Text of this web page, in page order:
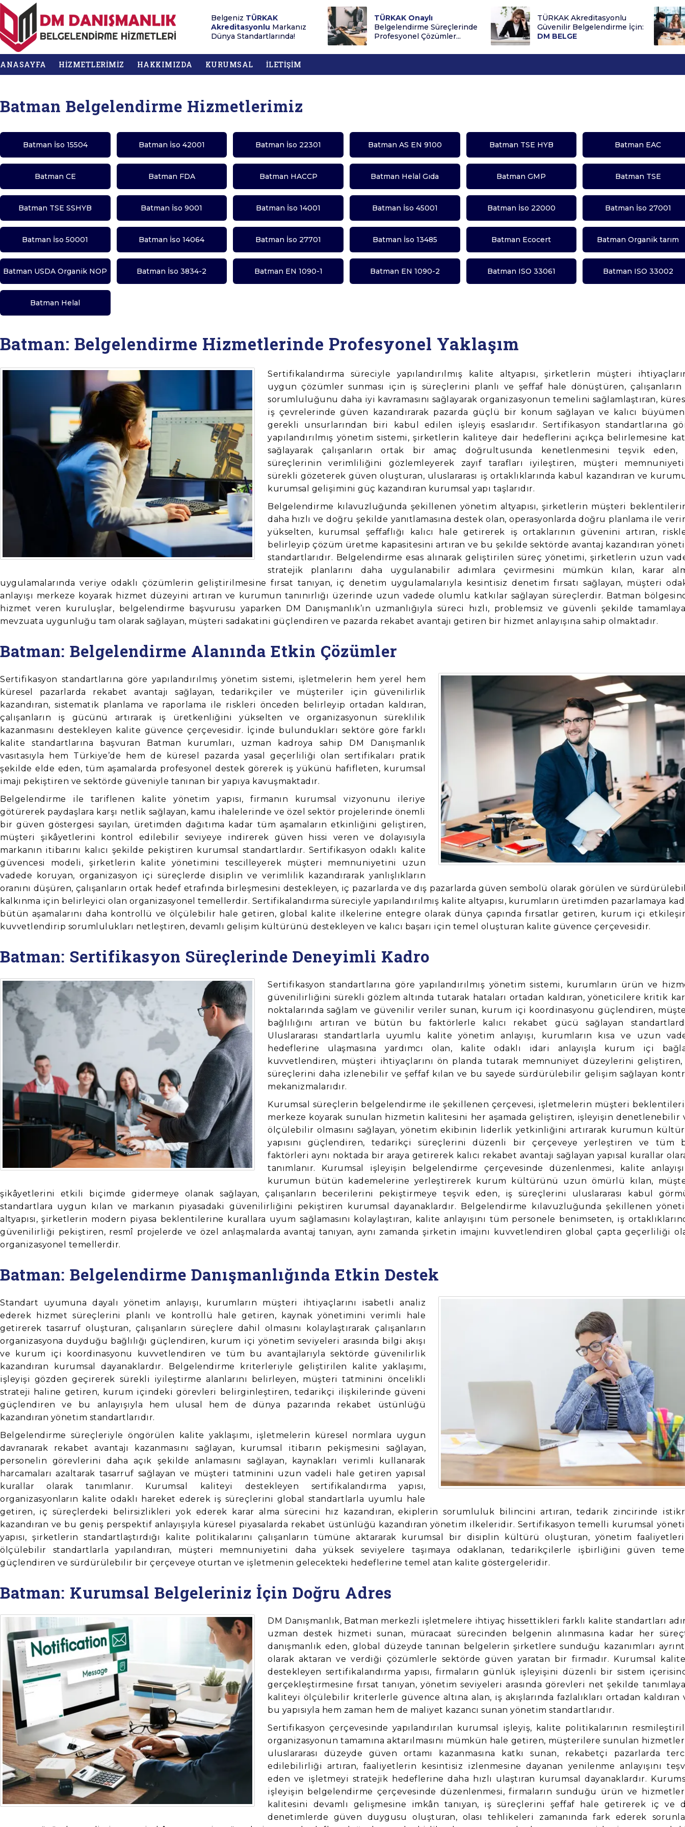
Belgeniz TÜRKAK
Akreditasyonlu Markanız
Dünya Standartlarında!
TÜRKAK Onaylı
Belgelendirme Süreçlerinde
Profesyonel Çözümler...
TÜRKAK Akreditasyonlu
Güvenilir Belgelendirme İçin:
DM BELGE
ANASAYFA HİZMETLERİMİZ HAKKIMIZDA KURUMSAL İLETİŞİM
Batman Belgelendirme Hizmetlerimiz
Batman İso 15504 Batman İso 42001 Batman İso 22301 Batman AS EN 9100 Batman TSE HYB Batman EAC
Batman CE Batman FDA Batman HACCP Batman Helal Gıda Batman GMP Batman TSE
Batman TSE SSHYB Batman İso 9001 Batman İso 14001 Batman İso 45001 Batman İso 22000 Batman İso 27001
Batman İso 50001 Batman İso 14064 Batman İso 27701 Batman İso 13485 Batman Ecocert Batman Organik tarım
Batman USDA Organik NOP Batman İso 3834-2 Batman EN 1090-1 Batman EN 1090-2 Batman ISO 33061 Batman ISO 33002
Batman Helal
Batman: Belgelendirme Hizmetlerinde Profesyonel Yaklaşım
Sertifikalandırma süreciyle yapılandırılmış kalite altyapısı, şirketlerin müşteri
uygun çözümler sunması için iş süreçlerini planlı ve şeffaf hale dönüştüren, çalışanların
sorumluluğunu daha iyi kavramasını sağlayarak organizasyonun temelini sağlamlaştıran,
iş çevrelerinde güven kazandırarak pazarda güçlü bir konum sağlayan ve kalıcı
gerekli unsurlarından biri kabul edilen işleyiş esaslarıdır. Sertifikasyon standartlarına
yapılandırılmış yönetim sistemi, şirketlerin kaliteye dair hedeflerini açıkça belirlemesine
sağlayarak çalışanların ortak bir amaç doğrultusunda kenetlenmesini teşvik eden,
süreçlerinin verimliliğini gözlemleyerek zayıf tarafları iyileştiren, müşteri
sürekli gözeterek güven oluşturan, uluslararası iş ortaklıklarında kabul kazandıran ve
kurumsal gelişimini güç kazandıran kurumsal yapı taşlarıdır.
Belgelendirme kılavuzluğunda şekillenen yönetim altyapısı, şirketlerin müşteri
daha hızlı ve doğru şekilde yanıtlamasına destek olan, operasyonlarda doğru planlama ile
yükselten, kurumsal şeffaflığı kalıcı hale getirerek iş ortaklarının güvenini artıran,
belirleyip çözüm üretme kapasitesini artıran ve bu şekilde sektörde avantaj kazandıran
standartlarıdır. Belgelendirme esas alınarak geliştirilen süreç yönetimi, şirketlerin uzun
stratejik planlarını daha uygulanabilir adımlara çevirmesini mümkün kılan, karar
uygulamalarında veriye odaklı çözümlerin geliştirilmesine fırsat tanıyan, iç denetim uygulamalarıyla kesintisiz denetim fırsatı sağlayan, müşteri
anlayışı merkeze koyarak hizmet düzeyini artıran ve kurumun tanınırlığı üzerinde uzun vadede olumlu katkılar sağlayan süreçlerdir. Batman
hizmet veren kuruluşlar, belgelendirme başvurusu yaparken DM Danışmanlık’ın uzmanlığıyla süreci hızlı, problemsiz ve güvenli şekilde
mevzuata uygunluğu tam olarak sağlayan, müşteri sadakatini güçlendiren ve pazarda rekabet avantajı getiren bir hizmet anlayışına sahip olmaktadır.
Batman: Belgelendirme Alanında Etkin Çözümler
Sertifikasyon standartlarına göre yapılandırılmış yönetim sistemi, işletmelerin hem yerel hem
küresel pazarlarda rekabet avantajı sağlayan, tedarikçiler ve müşteriler için güvenilirlik
kazandıran, sistematik planlama ve raporlama ile riskleri önceden belirleyip ortadan kaldıran,
çalışanların iş gücünü artırarak iş üretkenliğini yükselten ve organizasyonun süreklilik
kazanmasını destekleyen kalite güvence çerçevesidir. İçinde bulundukları sektöre göre farklı
kalite standartlarına başvuran Batman kurumları, uzman kadroya sahip DM Danışmanlık
vasıtasıyla hem Türkiye’de hem de küresel pazarda yasal geçerliliği olan sertifikaları pratik
şekilde elde eden, tüm aşamalarda profesyonel destek görerek iş yükünü hafifleten, kurumsal
imajı pekiştiren ve sektörde güveniyle tanınan bir yapıya kavuşmaktadır.
Belgelendirme ile tariflenen kalite yönetim yapısı, firmanın kurumsal vizyonunu ileriye
götürerek paydaşlara karşı netlik sağlayan, kamu ihalelerinde ve özel sektör projelerinde önemli
bir güven göstergesi sayılan, üretimden dağıtıma kadar tüm aşamaların etkinliğini geliştiren,
müşteri şikâyetlerini kontrol edilebilir seviyeye indirerek güven hissi veren ve dolayısıyla
markanın itibarını kalıcı şekilde pekiştiren kurumsal standartlardır. Sertifikasyon odaklı kalite
güvencesi modeli, şirketlerin kalite yönetimini tescilleyerek müşteri memnuniyetini uzun
vadede koruyan, organizasyon içi süreçlerde disiplin ve verimlilik kazandırarak yanlışlıkların
oranını düşüren, çalışanların ortak hedef etrafında birleşmesini destekleyen, iç pazarlarda ve dış pazarlarda güven sembolü olarak görülen ve
kalkınma için belirleyici olan organizasyonel temellerdir. Sertifikalandırma süreciyle yapılandırılmış kalite altyapısı, kurumların üretimden pazarlamaya
bütün aşamalarını daha kontrollü ve ölçülebilir hale getiren, global kalite ilkelerine entegre olarak dünya çapında fırsatlar getiren, kurum içi
kuvvetlendirip sorumlulukları netleştiren, devamlı gelişim kültürünü destekleyen ve kalıcı başarı için temel oluşturan kalite güvence çerçevesidir.
Batman: Sertifikasyon Süreçlerinde Deneyimli Kadro
Sertifikasyon standartlarına göre yapılandırılmış yönetim sistemi, kurumların ürün ve
güvenilirliğini sürekli gözlem altında tutarak hataları ortadan kaldıran, yöneticilere kritik
noktalarında sağlam ve güvenilir veriler sunan, kurum içi koordinasyonu güçlendiren,
bağlılığını artıran ve bütün bu faktörlerle kalıcı rekabet gücü sağlayan
Uluslararası standartlarla uyumlu kalite yönetim anlayışı, kurumların kısa ve uzun
hedeflerine ulaşmasına yardımcı olan, kalite odaklı idari anlayışla kurum içi
kuvvetlendiren, müşteri ihtiyaçlarını ön planda tutarak memnuniyet düzeylerini geliştiren,
süreçlerini daha izlenebilir ve şeffaf kılan ve bu sayede sürdürülebilir gelişim sağlayan
mekanizmalarıdır.
Kurumsal süreçlerin belgelendirme ile şekillenen çerçevesi, işletmelerin müşteri
merkeze koyarak sunulan hizmetin kalitesini her aşamada geliştiren, işleyişin denetlenebilir
ölçülebilir olmasını sağlayan, yönetim ekibinin liderlik yetkinliğini artırarak kurumun
yapısını güçlendiren, tedarikçi süreçlerini düzenli bir çerçeveye yerleştiren ve tüm
faktörleri aynı noktada bir araya getirerek kalıcı rekabet avantajı sağlayan yapısal kurallar
tanımlanır. Kurumsal işleyişin belgelendirme çerçevesinde düzenlenmesi, kalite
kurumun bütün kademelerine yerleştirerek kurum kültürünü uzun ömürlü kılan,
şikâyetlerini etkili biçimde gidermeye olanak sağlayan, çalışanların becerilerini pekiştirmeye teşvik eden, iş süreçlerini uluslararası kabul
standartlara uygun kılan ve markanın piyasadaki güvenilirliğini pekiştiren kurumsal dayanaklardır. Belgelendirme kılavuzluğunda şekillenen
altyapısı, şirketlerin modern piyasa beklentilerine kurallara uyum sağlamasını kolaylaştıran, kalite anlayışını tüm personele benimseten, iş
güvenilirliği pekiştiren, resmî projelerde ve özel anlaşmalarda avantaj tanıyan, aynı zamanda şirketin imajını kuvvetlendiren global çapta geçerliliği
organizasyonel temellerdir.
Batman: Belgelendirme Danışmanlığında Etkin Destek
Standart uyumuna dayalı yönetim anlayışı, kurumların müşteri ihtiyaçlarını isabetli analiz
ederek hizmet süreçlerini planlı ve kontrollü hale getiren, kaynak yönetimini verimli hale
getirerek tasarruf oluşturan, çalışanların süreçlere dahil olmasını kolaylaştırarak çalışanların
organizasyona duyduğu bağlılığı güçlendiren, kurum içi yönetim seviyeleri arasında bilgi akışı
ve kurum içi koordinasyonu kuvvetlendiren ve tüm bu avantajlarıyla sektörde güvenilirlik
kazandıran kurumsal dayanaklardır. Belgelendirme kriterleriyle geliştirilen kalite yaklaşımı,
işleyişi gözden geçirerek sürekli iyileştirme alanlarını belirleyen, müşteri tatminini öncelikli
strateji haline getiren, kurum içindeki görevleri belirginleştiren, tedarikçi ilişkilerinde güveni
güçlendiren ve bu anlayışıyla hem ulusal hem de dünya pazarında rekabet üstünlüğü
kazandıran yönetim standartlarıdır.
Belgelendirme süreçleriyle öngörülen kalite yaklaşımı, işletmelerin küresel normlara uygun
davranarak rekabet avantajı kazanmasını sağlayan, kurumsal itibarın pekişmesini sağlayan,
personelin görevlerini daha açık şekilde anlamasını sağlayan, kaynakları verimli kullanarak
harcamaları azaltarak tasarruf sağlayan ve müşteri tatminini uzun vadeli hale getiren yapısal
kurallar olarak tanımlanır. Kurumsal kaliteyi destekleyen sertifikalandırma yapısı,
organizasyonların kalite odaklı hareket ederek iş süreçlerini global standartlarla uyumlu hale
getiren, iç süreçlerdeki belirsizlikleri yok ederek karar alma sürecini hız kazandıran, ekiplerin sorumluluk bilincini artıran, tedarik zincirinde
kazandıran ve bu geniş perspektif anlayışıyla küresel piyasalarda rekabet üstünlüğü kazandıran yönetim ilkeleridir. Sertifikasyon temelli kurumsal
yapısı, şirketlerin standartlaştırdığı kalite politikalarını çalışanların tümüne aktararak kurumsal bir disiplin kültürü oluşturan, yönetim
ölçülebilir standartlarla yapılandıran, müşteri memnuniyetini daha yüksek seviyelere taşımaya odaklanan, tedarikçilerle işbirliğini güven
güçlendiren ve sürdürülebilir bir çerçeveye oturtan ve işletmenin gelecekteki hedeflerine temel atan kalite göstergeleridir.
Batman: Kurumsal Belgeleriniz İçin Doğru Adres
DM Danışmanlık, Batman merkezli işletmelere ihtiyaç hissettikleri farklı kalite standartları
uzman destek hizmeti sunan, müracaat sürecinden belgenin alınmasına kadar her
danışmanlık eden, global düzeyde tanınan belgelerin şirketlere sunduğu kazanımları
olarak aktaran ve verdiği çözümlerle sektörde güven yaratan bir firmadır. Kurumsal
destekleyen sertifikalandırma yapısı, firmaların günlük işleyişini düzenli bir sistem
gerçekleştirmesine fırsat tanıyan, yönetim seviyeleri arasında görevleri net şekilde
kaliteyi ölçülebilir kriterlerle güvence altına alan, iş akışlarında fazlalıkları ortadan kaldıran
bu yapısıyla hem zaman hem de maliyet kazancı sunan yönetim standartlarıdır.
Sertifikasyon çerçevesinde yapılandırılan kurumsal işleyiş, kalite politikalarının
organizasyonun tamamına aktarılmasını mümkün hale getiren, müşterilere sunulan
uluslararası düzeyde güven ortamı kazanmasına katkı sunan, rekabetçi pazarlarda
edilebilirliği artıran, faaliyetlerin kesintisiz izlenmesine dayanan yenilenme anlayışını
eden ve işletmeyi stratejik hedeflerine daha hızlı ulaştıran kurumsal dayanaklardır.
işleyişin belgelendirme çerçevesinde düzenlenmesi, firmaların sunduğu ürün ve
kalitesini devamlı gelişmesine imkân tanıyan, iş süreçlerini şeffaf hale getirerek iç ve
denetimlerde güven duygusu oluşturan, olası tehlikeleri zamanında fark ederek